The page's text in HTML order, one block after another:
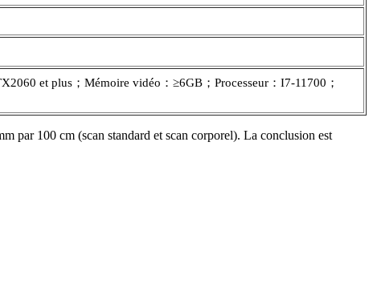
et plus；Mémoire vidéo：≥6GB；Processeur：I7-11700；
par 100 cm (scan standard et scan corporel). La conclusion est